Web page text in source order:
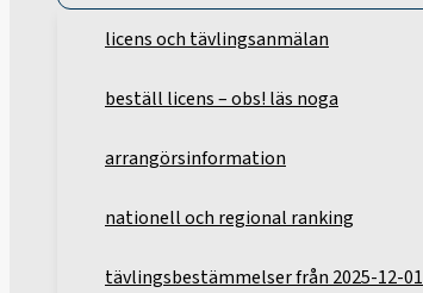
licens och tävlingsanmälan
beställ licens – obs! läs noga
arrangörsinformation
nationell och regional ranking
tävlingsbestämmelser från 2025-12-01